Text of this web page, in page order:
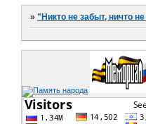
»"Никто не забыт, ничто